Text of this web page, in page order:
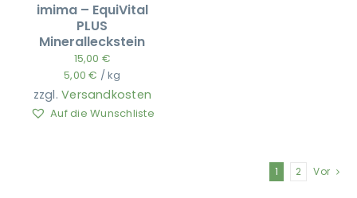
imima – EquiVital
PLUS
Mineralleckstein
15,00 €
5,00€ /kg
zzgl.Versandkosten
Auf die Wunschliste
1 2 Vor